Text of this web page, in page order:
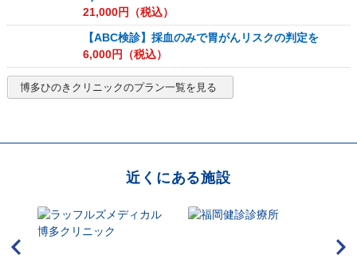
21,000円（税込）
【ABC検診】採血のみで胃がんリスクの判定を
6,000円（税込）
博多ひのきクリニックのプラン一覧を見る
近くにある施設